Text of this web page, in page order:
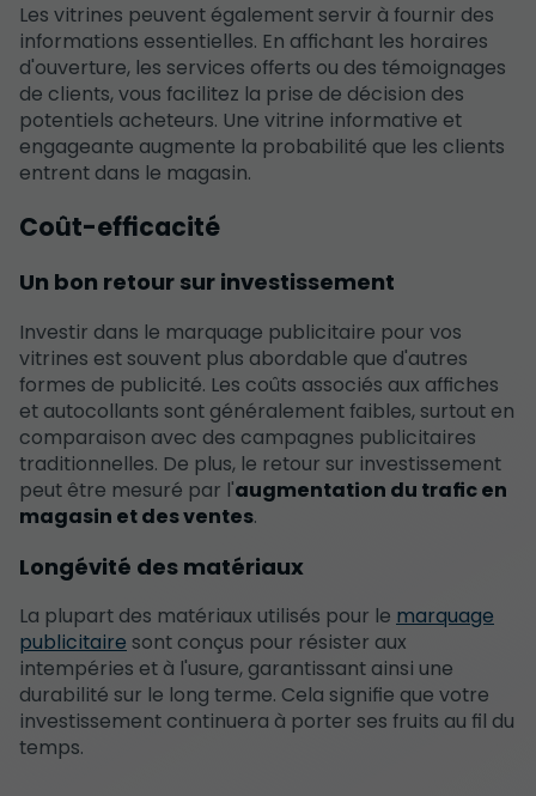
Les vitrines peuvent également servir à fournir des
informations essentielles. En affichant les horaires
d'ouverture, les services offerts ou des témoignages
de clients, vous facilitez la prise de décision des
potentiels acheteurs. Une vitrine informative et
engageante augmente la probabilité que les clients
entrent dans le magasin.
Coût-efficacité
Un bon retour sur investissement
Investir dans le marquage publicitaire pour vos
vitrines est souvent plus abordable que d'autres
formes de publicité. Les coûts associés aux affiches
et autocollants sont généralement faibles, surtout en
comparaison avec des campagnes publicitaires
traditionnelles. De plus, le retour sur investissement
peut être mesuré par l'augmentation du trafic en
magasin et des ventes.
Longévité des matériaux
La plupart des matériaux utilisés pour le marquage
publicitaire sont conçus pour résister aux
intempéries et à l'usure, garantissant ainsi une
durabilité sur le long terme. Cela signifie que votre
investissement continuera à porter ses fruits au fil du
temps.